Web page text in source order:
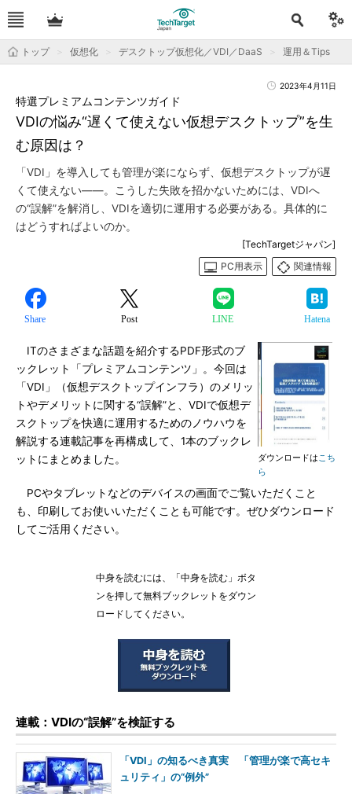
トップ 仮想化 デスクトップ仮想化／VDI／DaaS 運用＆Tips
2023年4月11日
VDIの悩み“遅くて使えない仮想デスクトップ”を生
む原因は？
特選プレミアムコンテンツガイド
「VDI」を導入しても管理が楽にならず、仮想デスクトップが遅
くて使えない――。こうした失敗を招かないためには、VDIへ
の“誤解”を解消し、VDIを適切に運用する必要がある。具体的に
はどうすればよいのか。
[TechTargetジャパン]
PC用表示
関連情報
Share Post LINE Hatena
ダウンロードはこち
ら
ITのさまざまな話題を紹介するPDF形式のブ
ックレット「プレミアムコンテンツ」。今回は
「VDI」（仮想デスクトップインフラ）のメリッ
トやデメリットに関する“誤解”と、VDIで仮想デ
スクトップを快適に運用するためのノウハウを
解説する連載記事を再構成して、1本のブックレ
ットにまとめました。
PCやタブレットなどのデバイスの画面でご覧いただくこと
も、印刷してお使いいただくことも可能です。ぜひダウンロード
してご活用ください。
中身を読むには、「中身を読む」ボタ
ンを押して無料ブックレットをダウン
ロードしてください。
連載：VDIの“誤解”を検証する
「VDI」の知るべき真実 「管理が楽で高セキ
ュリティ」の“例外”